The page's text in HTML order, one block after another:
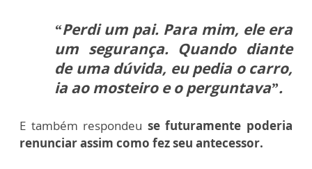
“Perdi um pai. Para mim, ele era
um segurança. Quando diante
de uma dúvida, eu pedia o carro,
ia ao mosteiro e o perguntava”.
E também respondeu se futuramente poderia
renunciar assim como fez seu antecessor.